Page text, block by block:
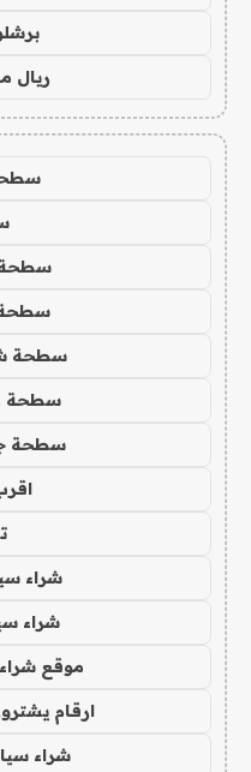
ريال
سطحة
سطحة
سطحة
سطحة
سطحة
شراء
شراء
موقع
ارقام
شراء